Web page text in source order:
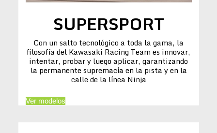
SUPERSPORT
Con un salto tecnológico a toda la gama, la
filosofía del Kawasaki Racing Team es innovar,
intentar, probar y luego aplicar, garantizando
la permanente supremacía en la pista y en la
calle de la línea Ninja
Ver modelos